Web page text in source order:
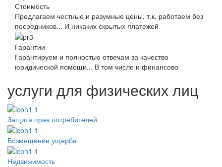
Стоимость
Предлагаем честные и разумные цены, т.к. работаем без
посредников... И никаких скрытых платежей
Гарантии
Гарантируем и полностью отвечам за качество
юридической помощи... В том числе и финансово
услуги для физических лиц
Защита прав потребителей
Возмещение ущерба
Недвижимость